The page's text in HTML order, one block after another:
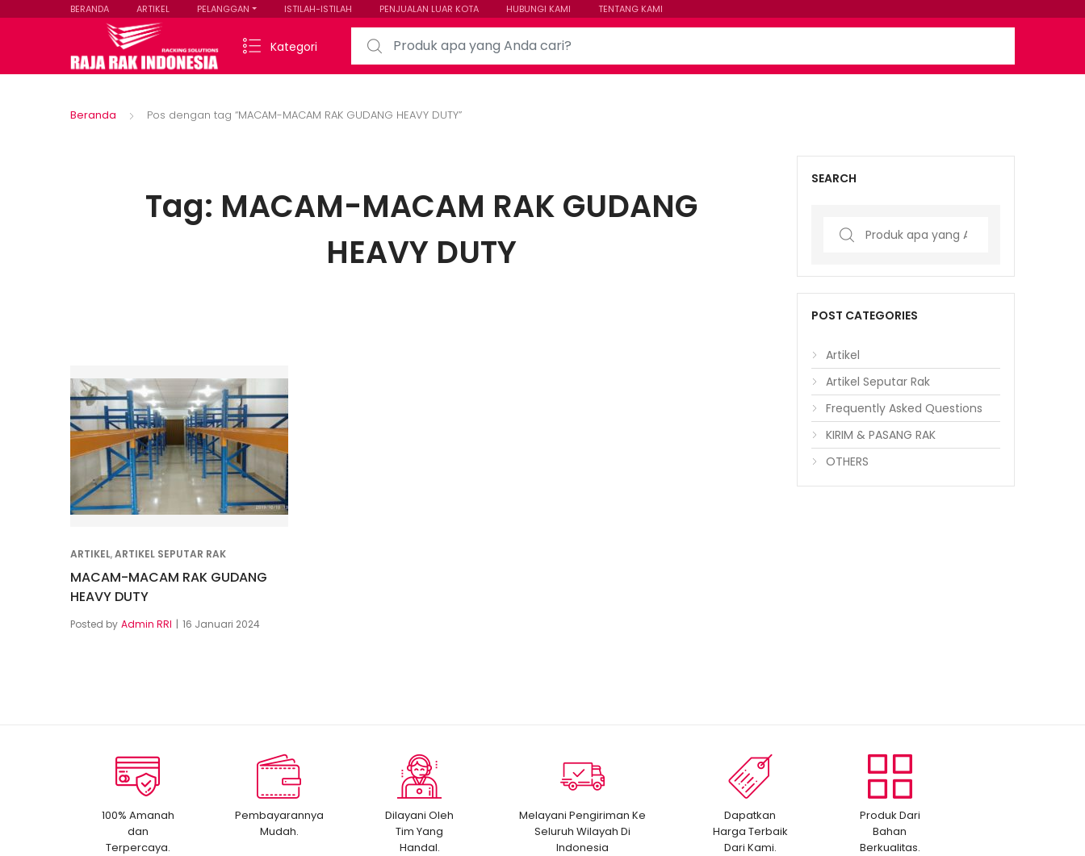
BERANDA ARTIKEL PELANGGAN ISTILAH-ISTILAH PENJUALAN LUAR KOTA HUBUNGI KAMI TENTANG KAMI
Kategori
Search for:
Beranda Pos dengan tag “MACAM-MACAM RAK GUDANG HEAVY DUTY”
Tag: MACAM-MACAM RAK GUDANG
HEAVY DUTY
ARTIKEL,ARTIKEL SEPUTAR RAK
MACAM-MACAM RAK GUDANG
HEAVY DUTY
Posted by Admin RRI 16 Januari 2024
SEARCH
Search
POST CATEGORIES
Artikel
Artikel Seputar Rak
Frequently Asked Questions
KIRIM & PASANG RAK
OTHERS
100% Amanah
dan
Terpercaya.
Pembayarannya
Mudah.
Dilayani Oleh
Tim Yang
Handal.
Melayani Pengiriman Ke
Seluruh Wilayah Di
Indonesia
Dapatkan
Harga Terbaik
Dari Kami.
Produk Dari
Bahan
Berkualitas.